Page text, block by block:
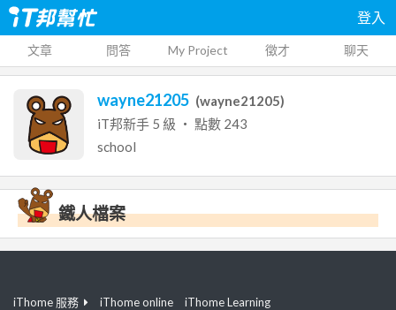
登入
文章 問答 My Project 徵才 聊天
wayne21205 (wayne21205)
iT邦新手 5 級 ‧ 點數 243
school
鐵人檔案
iThome 服務 iThome online
iThome Learning